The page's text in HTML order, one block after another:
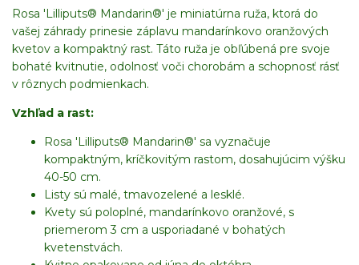
Rosa 'Lilliputs® Mandarin®' je miniatúrna ruža, ktorá do
vašej záhrady prinesie záplavu mandarínkovo oranžových
kvetov a kompaktný rast. Táto ruža je obľúbená pre svoje
bohaté kvitnutie, odolnosť voči chorobám a schopnosť rásť
v rôznych podmienkach.
Vzhľad a rast:
Rosa 'Lilliputs® Mandarin®' sa vyznačuje
kompaktným, kríčkovitým rastom, dosahujúcim výšku
40-50 cm.
Listy sú malé, tmavozelené a lesklé.
Kvety sú poloplné, mandarínkovo oranžové, s
priemerom 3 cm a usporiadané v bohatých
kvetenstvách.